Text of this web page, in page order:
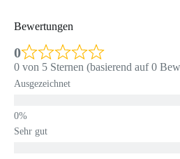
Bewertungen
0
0 von 5 Sternen (basierend auf 0
Ausgezeichnet
Sehr gut